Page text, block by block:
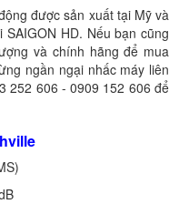
được sản xuất tại Mỹ và
HD. Nếu bạn cũng
và chính hãng để mua
ngần ngại nhấc máy liên
252 606 - 0909 152 606 để